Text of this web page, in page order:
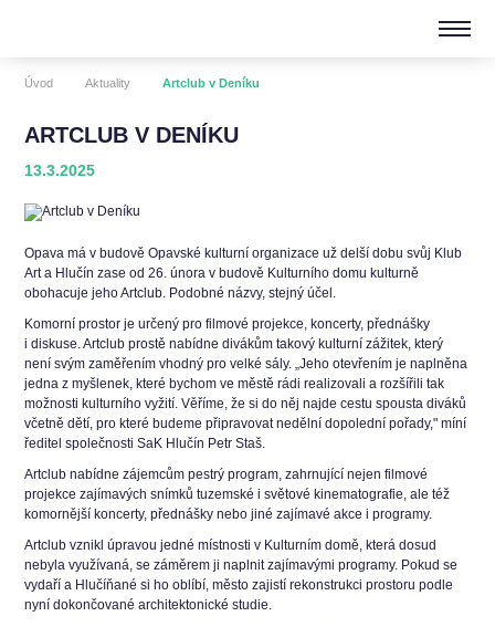
Úvod Aktuality Artclub v Deníku
ARTCLUB V DENÍKU
13.3.2025
Opava má v budově Opavské kulturní organizace už delší dobu svůj Klub
Art a Hlučín zase od 26. února v budově Kulturního domu kulturně
obohacuje jeho Artclub. Podobné názvy, stejný účel.
Komorní prostor je určený pro filmové projekce, koncerty, přednášky
i diskuse. Artclub prostě nabídne divákům takový kulturní zážitek, který
není svým zaměřením vhodný pro velké sály. „Jeho otevřením je naplněna
jedna z myšlenek, které bychom ve městě rádi realizovali a rozšířili tak
možnosti kulturního vyžití. Věříme, že si do něj najde cestu spousta diváků
včetně dětí, pro které budeme připravovat nedělní dopolední pořady," míní
ředitel společnosti SaK Hlučín Petr Staš.
Artclub nabídne zájemcům pestrý program, zahrnující nejen filmové
projekce zajímavých snímků tuzemské i světové kinematografie, ale též
komornější koncerty, přednášky nebo jiné zajímavé akce i programy.
Artclub vznikl úpravou jedné místnosti v Kulturním domě, která dosud
nebyla využívaná, se záměrem ji naplnit zajímavými programy. Pokud se
vydaří a Hlučíňané si ho oblíbí, město zajistí rekonstrukci prostoru podle
nyní dokončované architektonické studie.